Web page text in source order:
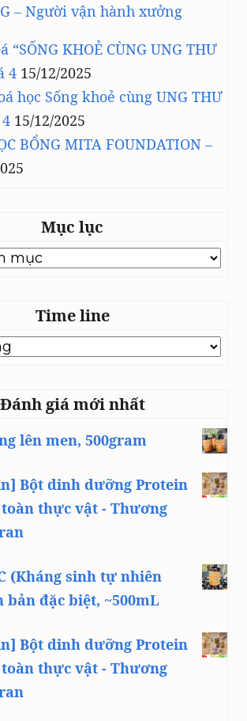
– Người vận hành xưởng
“SỐNG KHOẺ CÙNG UNG THƯ
4 15/12/2025
học Sống khoẻ cùng UNG THƯ
15/12/2025
BỔNG MITA FOUNDATION –
Mục lục
Time line
Đánh giá mới nhất
lên men, 500gram
Bột dinh dưỡng Protein
thực vật - Thương
(Kháng sinh tự nhiên
đặc biệt, ~500mL
Bột dinh dưỡng Protein
thực vật - Thương